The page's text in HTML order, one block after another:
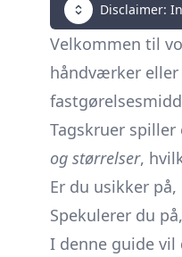
Disclaimer:
Velkommen til
håndværker eller
Tagskruer
og størrelser,
Er du usikker
Spekulerer du
I denne guide vil